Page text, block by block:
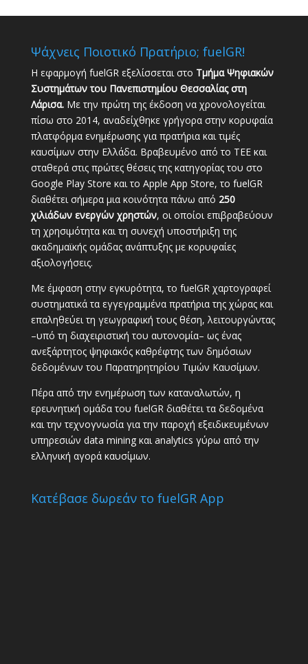
Ψάχνεις Ποιοτικό Πρατήριο; fuelGR!
Η εφαρμογή fuelGR εξελίσσεται στο Τμήμα Ψηφιακών
Συστημάτων του Πανεπιστημίου Θεσσαλίας στη
Λάρισα.Με την πρώτη της έκδοση να χρονολογείται
πίσω στο 2014, αναδείχθηκε γρήγορα στην κορυφαία
πλατφόρμα ενημέρωσης για πρατήρια και τιμές
καυσίμων στην Ελλάδα. Βραβευμένο από το ΤΕΕ και
σταθερά στις πρώτες θέσεις της κατηγορίας του στο
Google Play Store και το Apple App Store, το fuelGR
διαθέτει σήμερα μια κοινότητα πάνω από 250
χιλιάδων ενεργών χρηστών, οι οποίοι επιβραβεύουν
τη χρησιμότητα και τη συνεχή υποστήριξη της
ακαδημαϊκής ομάδας ανάπτυξης με κορυφαίες
αξιολογήσεις.
Με έμφαση στην εγκυρότητα, το fuelGR χαρτογραφεί
συστηματικά τα εγγεγραμμένα πρατήρια της χώρας και
επαληθεύει τη γεωγραφική τους θέση, λειτουργώντας
–υπό τη διαχειριστική του αυτονομία– ως ένας
ανεξάρτητος ψηφιακός καθρέφτης των δημόσιων
δεδομένων του Παρατηρητηρίου Τιμών Καυσίμων.
Πέρα από την ενημέρωση των καταναλωτών, η
ερευνητική ομάδα του fuelGR διαθέτει τα δεδομένα
και την τεχνογνωσία για την παροχή εξειδικευμένων
υπηρεσιών data mining και analytics γύρω από την
ελληνική αγορά καυσίμων.
Κατέβασε δωρεάν το fuelGR App